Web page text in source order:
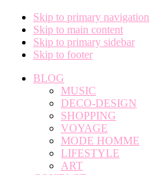
Skip to primary navigation
Skip to main content
Skip to primary sidebar
Skip to footer
BLOG
MUSIC
DECO-DESIGN
SHOPPING
VOYAGE
MODE HOMME
LIFESTYLE
ART